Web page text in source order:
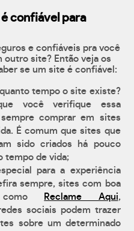
confiável para
e confiáveis pra você
outro site? Então veja os
se um site é confiável:
tempo o site existe?
você verifique essa
comprar em sites
É comum que sites que
sido criados há pouco
tempo de vida;
para a experiência
sempre, sites com boa
como
Reclame Aqui,
sociais podem trazer
sobre um determinado